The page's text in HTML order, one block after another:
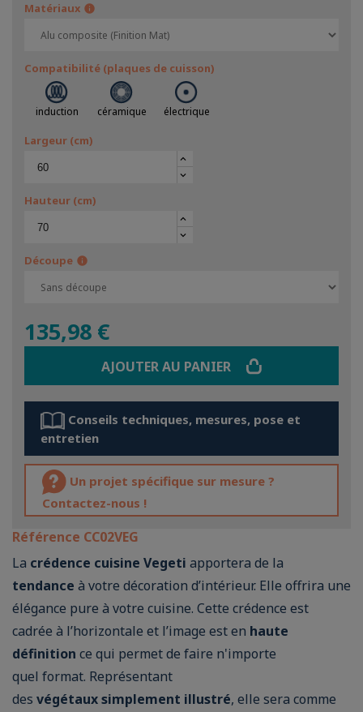
Matériaux info
Compatibilité (plaques de cuisson)
induction céramique électrique
Largeur (cm)
keyboard_arrow_up
keyboard_arrow_down
Hauteur (cm)
keyboard_arrow_up
keyboard_arrow_down
Découpe info
135,98 €
AJOUTER AU PANIER
Conseils techniques, mesures, pose et
entretien
Un projet spécifique sur mesure ?
Contactez-nous !
Référence CC02VEG
La crédence cuisine Vegeti apportera de la
tendance à votre décoration d’intérieur. Elle offrira une
élégance pure à votre cuisine. Cette crédence est
cadrée à l’horizontale et l’image est en haute
définition ce qui permet de faire n'importe
quel format. Représentant
des végétaux simplement illustré, elle sera comme